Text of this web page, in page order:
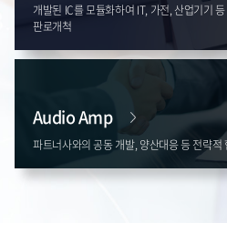
개발된 IC를 모듈화하여 IT, 가전, 산업기기
판로개척
Audio Amp
파트너사와의 공동 개발, 양산대응 등 전략